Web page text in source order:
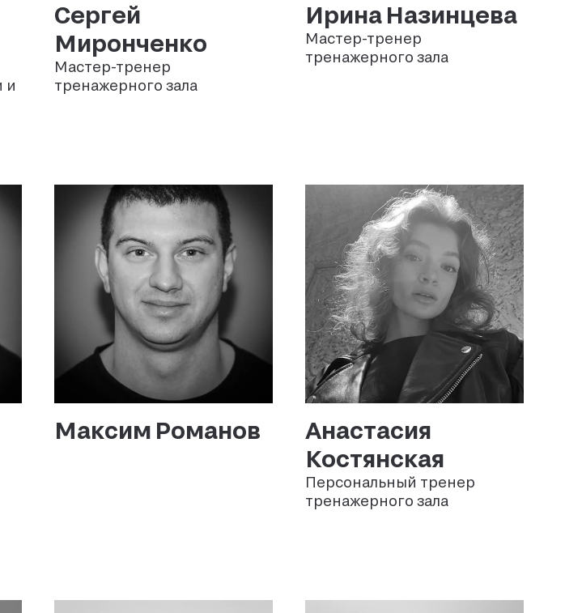
и
Сергей
Миронченко
Мастер-тренер
тренажерного зала
Ирина Назинцева
Мастер-тренер
тренажерного зала
Максим Романов
Анастасия
Костянская
Персональный тренер
тренажерного зала